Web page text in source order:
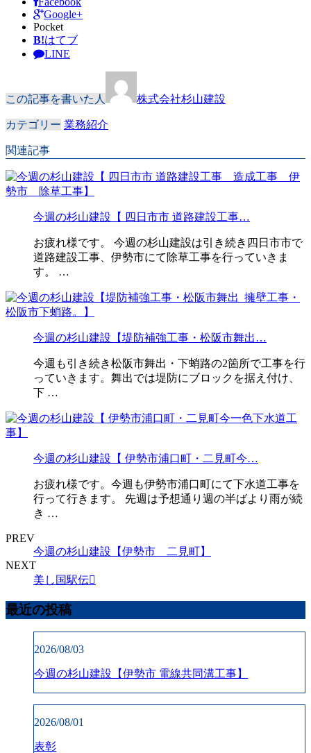
Google+
Pocket
B!はてブ
LINE
この記事を書いた人 株式会社杉山建設
カテゴリー 業務紹介
関連記事
今週の杉山建設【 四日市市 道路建設工事…
お疲れ様です。 今週の杉山建設は引き続き四日市市で
道路建設工事、伊勢市にて除草工事を行っていきま
す。 …
今週の杉山建設【堤防補強工事・松阪市舞出…
今週も引き続き松阪市舞出・下蛸路の2箇所で工事を行
っていきます。舞出では堤防にブロックを据え付け、
下 …
今週の杉山建設【 伊勢市浦口町・二見町今…
お疲れ様です。今週も伊勢市浦口町にて下水道工事を
行って行きます。 先週は予想通り週の半ばより雨が続
き …
PREV
今週の杉山建設【伊勢市 二見町】
NEXT
美し国駅伝
最近の投稿
2026/08/03
今週の杉山建設【伊勢市 電線共同溝工事】
2026/08/01
表彰